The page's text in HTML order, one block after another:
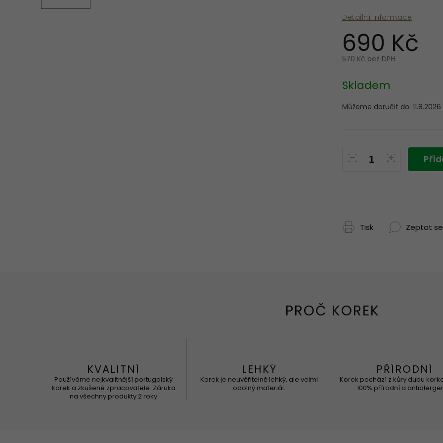
690 Kč
570 Kč bez DPH
cena:
Skladem
Můžeme doručit do: 11.8.2026
Detailní informace
Tisk Zeptat se
KVALITNÍ
Používáme nejkvalitnější portugalský
korek a zkušené zpracovatele. Záruka
na všechny produkty 2 roky
LEHKÝ
Korek je neuvěřitelně lehký, ale velmi
odolný materiál.
PŘÍRODNÍ
Korek pochází z kůry dubu
100% přírodní a